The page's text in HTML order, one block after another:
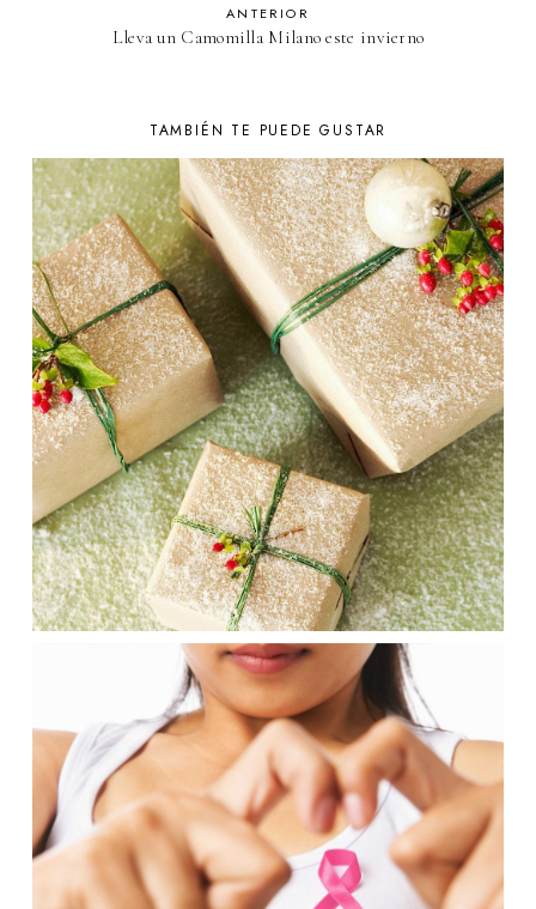
ANTERIOR
Lleva un Camomilla Milano este invierno
TAMBIÉN TE PUEDE GUSTAR